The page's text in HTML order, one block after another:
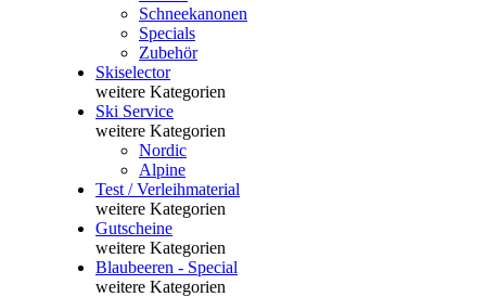
Schneekanonen
Specials
Zubehör
Skiselector
weitere Kategorien
Ski Service
weitere Kategorien
Nordic
Alpine
Test / Verleihmaterial
weitere Kategorien
Gutscheine
weitere Kategorien
Blaubeeren - Special
weitere Kategorien